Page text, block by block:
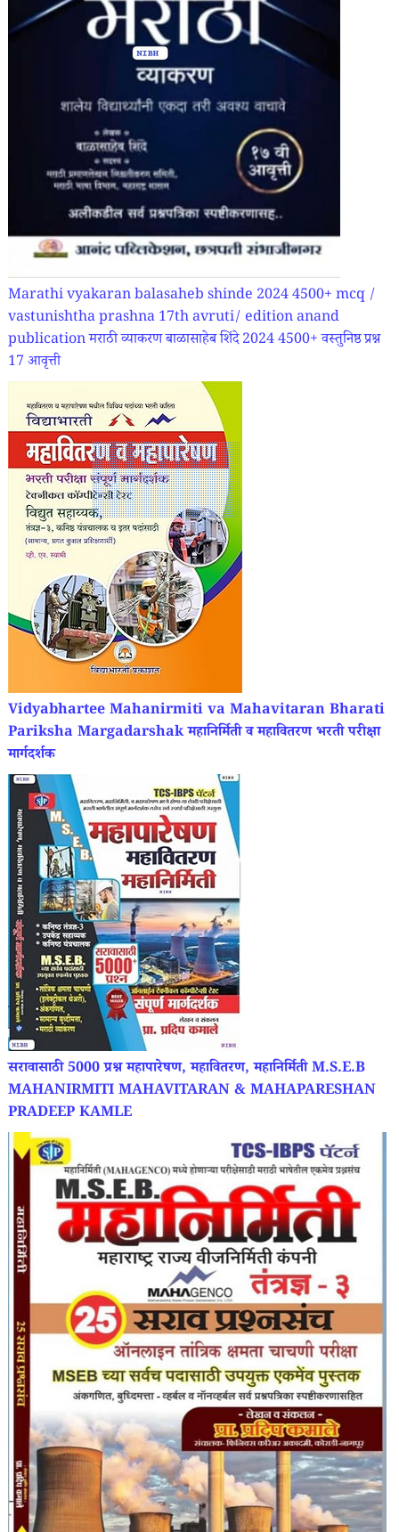
Marathi vyakaran balasaheb shinde 2024 4500+ mcq /
vastunishtha prashna 17th avruti/ edition anand
publication मराठी व्याकरण बाळासाहेब शिंदे 2024 4500+ वस्तुनिष्ठ प्रश्न
17 आवृत्ती
Vidyabhartee Mahanirmiti va Mahavitaran Bharati
Pariksha Margadarshak महानिर्मिती व महावितरण भरती परीक्षा
मार्गदर्शक
सरावासाठी 5000 प्रश्न महापारेषण, महावितरण, महानिर्मिती M.S.E.B
MAHANIRMITI MAHAVITARAN & MAHAPARESHAN
PRADEEP KAMLE